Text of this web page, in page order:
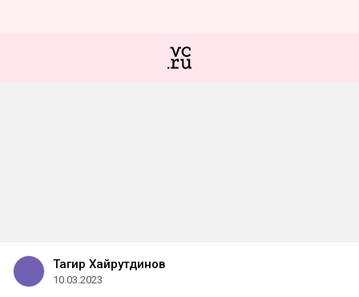
Тагир Хайрутдинов
10.03.2023